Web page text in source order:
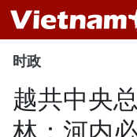
时政
越共中央
林：河内